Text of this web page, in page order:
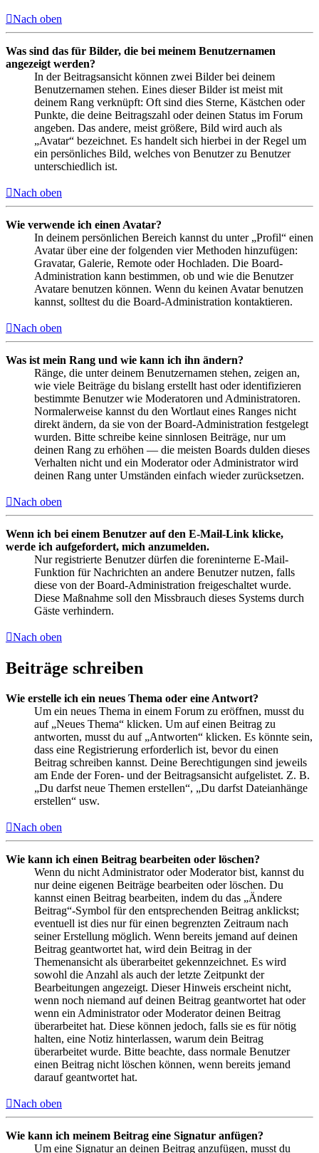
Nach oben
Was sind das für Bilder, die bei meinem Benutzernamen
angezeigt werden?
In der Beitragsansicht können zwei Bilder bei deinem
Benutzernamen stehen. Eines dieser Bilder ist meist mit
deinem Rang verknüpft: Oft sind dies Sterne, Kästchen oder
Punkte, die deine Beitragszahl oder deinen Status im Forum
angeben. Das andere, meist größere, Bild wird auch als
„Avatar“ bezeichnet. Es handelt sich hierbei in der Regel um
ein persönliches Bild, welches von Benutzer zu Benutzer
unterschiedlich ist.
Nach oben
Wie verwende ich einen Avatar?
In deinem persönlichen Bereich kannst du unter „Profil“ einen
Avatar über eine der folgenden vier Methoden hinzufügen:
Gravatar, Galerie, Remote oder Hochladen. Die Board-
Administration kann bestimmen, ob und wie die Benutzer
Avatare benutzen können. Wenn du keinen Avatar benutzen
kannst, solltest du die Board-Administration kontaktieren.
Nach oben
Was ist mein Rang und wie kann ich ihn ändern?
Ränge, die unter deinem Benutzernamen stehen, zeigen an,
wie viele Beiträge du bislang erstellt hast oder identifizieren
bestimmte Benutzer wie Moderatoren und Administratoren.
Normalerweise kannst du den Wortlaut eines Ranges nicht
direkt ändern, da sie von der Board-Administration festgelegt
wurden. Bitte schreibe keine sinnlosen Beiträge, nur um
deinen Rang zu erhöhen — die meisten Boards dulden dieses
Verhalten nicht und ein Moderator oder Administrator wird
deinen Rang unter Umständen einfach wieder zurücksetzen.
Nach oben
Wenn ich bei einem Benutzer auf den E-Mail-Link klicke,
werde ich aufgefordert, mich anzumelden.
Nur registrierte Benutzer dürfen die foreninterne E-Mail-
Funktion für Nachrichten an andere Benutzer nutzen, falls
diese von der Board-Administration freigeschaltet wurde.
Diese Maßnahme soll den Missbrauch dieses Systems durch
Gäste verhindern.
Nach oben
Beiträge schreiben
Wie erstelle ich ein neues Thema oder eine Antwort?
Um ein neues Thema in einem Forum zu eröffnen, musst du
auf „Neues Thema“ klicken. Um auf einen Beitrag zu
antworten, musst du auf „Antworten“ klicken. Es könnte sein,
dass eine Registrierung erforderlich ist, bevor du einen
Beitrag schreiben kannst. Deine Berechtigungen sind jeweils
am Ende der Foren- und der Beitragsansicht aufgelistet. Z. B.
„Du darfst neue Themen erstellen“, „Du darfst Dateianhänge
erstellen“ usw.
Nach oben
Wie kann ich einen Beitrag bearbeiten oder löschen?
Wenn du nicht Administrator oder Moderator bist, kannst du
nur deine eigenen Beiträge bearbeiten oder löschen. Du
kannst einen Beitrag bearbeiten, indem du das „Ändere
Beitrag“-Symbol für den entsprechenden Beitrag anklickst;
eventuell ist dies nur für einen begrenzten Zeitraum nach
seiner Erstellung möglich. Wenn bereits jemand auf deinen
Beitrag geantwortet hat, wird dein Beitrag in der
Themenansicht als überarbeitet gekennzeichnet. Es wird
sowohl die Anzahl als auch der letzte Zeitpunkt der
Bearbeitungen angezeigt. Dieser Hinweis erscheint nicht,
wenn noch niemand auf deinen Beitrag geantwortet hat oder
wenn ein Administrator oder Moderator deinen Beitrag
überarbeitet hat. Diese können jedoch, falls sie es für nötig
halten, eine Notiz hinterlassen, warum dein Beitrag
überarbeitet wurde. Bitte beachte, dass normale Benutzer
einen Beitrag nicht löschen können, wenn bereits jemand
darauf geantwortet hat.
Nach oben
Wie kann ich meinem Beitrag eine Signatur anfügen?
Um eine Signatur an deinen Beitrag anzufügen, musst du